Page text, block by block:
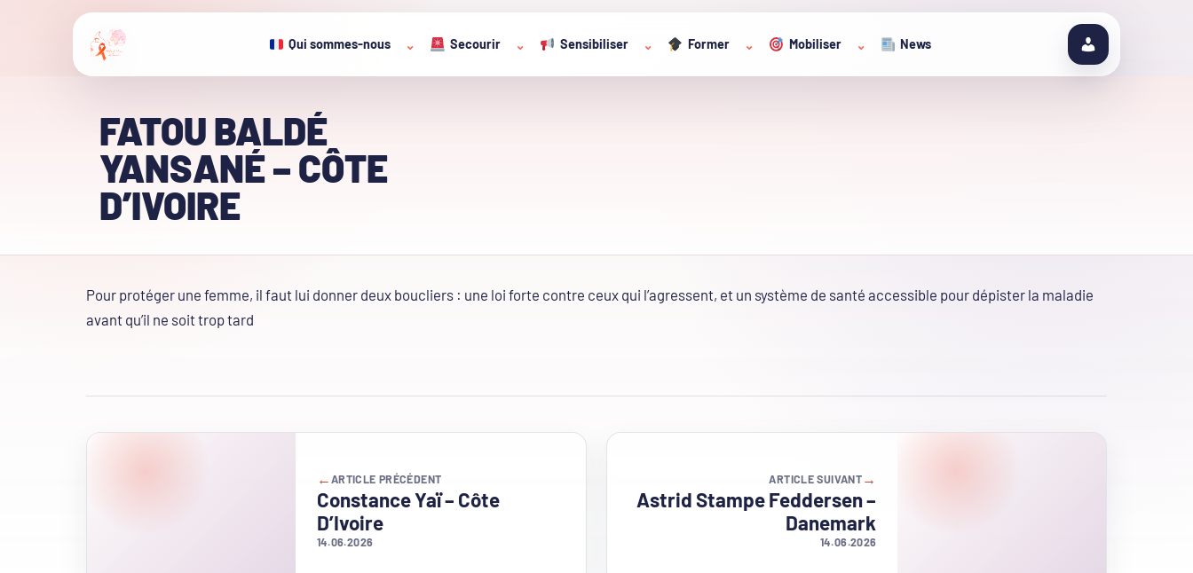
Qui sommes-nous ⌄ Secourir ⌄ Sensibiliser ⌄ Former ⌄ Mobiliser ⌄ News
FATOU BALDÉ
YANSANÉ – CÔTE
D’IVOIRE
Pour protéger une femme, il faut lui donner deux boucliers : une loi forte contre ceux qui l’agressent, et un système de santé accessible pour dépister la maladie
avant qu’il ne soit trop tard
← ARTICLE PRÉCÉDENT
Constance Yaï – Côte
D’Ivoire
14.06.2026
→
ARTICLE SUIVANT
Astrid Stampe Feddersen –
Danemark
14.06.2026